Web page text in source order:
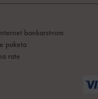
bankarstvom
paketa
rate